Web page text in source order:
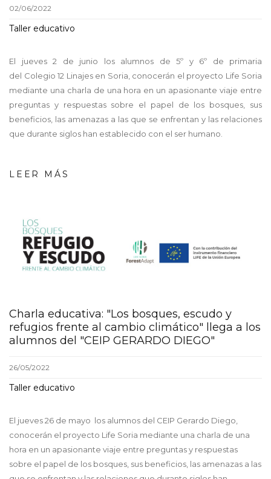
02/06/2022
Taller educativo
El jueves 2 de junio los alumnos de 5º y 6º de primaria
del Colegio 12 Linajes en Soria, conocerán el proyecto Life Soria
mediante una charla de una hora en un apasionante viaje entre
preguntas y respuestas sobre el papel de los bosques, sus
beneficios, las amenazas a las que se enfrentan y las relaciones
que durante siglos han establecido con el ser humano.
LEER MÁS
screenshot_-
Charla educativa: "Los bosques, escudo y
refugios frente al cambio climático" llega a los
alumnos del "CEIP GERARDO DIEGO"
26/05/2022
Taller educativo
El jueves 26 de mayo los alumnos del CEIP Gerardo Diego,
conocerán el proyecto Life Soria mediante una charla de una
hora en un apasionante viaje entre preguntas y respuestas
sobre el papel de los bosques, sus beneficios, las amenazas a las